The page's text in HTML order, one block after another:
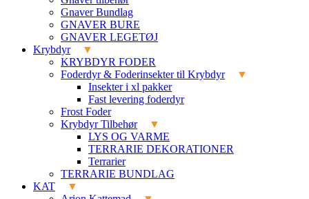
Gnaver Bundlag
GNAVER BURE
GNAVER LEGETØJ
Krybdyr
KRYBDYR FODER
Foderdyr & Foderinsekter til Krybdyr
Insekter i xl pakker
Fast levering foderdyr
Frost Foder
Krybdyr Tilbehør
LYS OG VARME
TERRARIE DEKORATIONER
Terrarier
TERRARIE BUNDLAG
KAT